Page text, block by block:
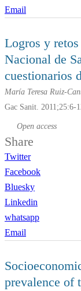
Email
Logros y
Nacional de
cuestionarios
María Teresa Ruiz-
Gac Sanit. 2011;25:6-
Open access
Share
Twitter
Facebook
Bluesky
Linkedin
whatsapp
Email
prevalence of